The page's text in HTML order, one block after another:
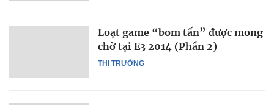
THỊ TRƯỜNG
Loạt game “bom tấn” được mong
chờ tại E3 2014 (Phần 2)